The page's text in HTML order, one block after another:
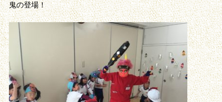
鬼の登場！